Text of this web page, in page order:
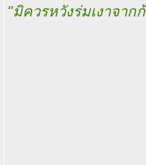
"มิควรหวังร่มเงาจาก